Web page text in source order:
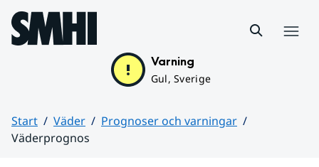
Hoppa till sidans innehåll
Varning
Gul, Sverige
Start Väder
Prognoser och varningar
Väderprognos